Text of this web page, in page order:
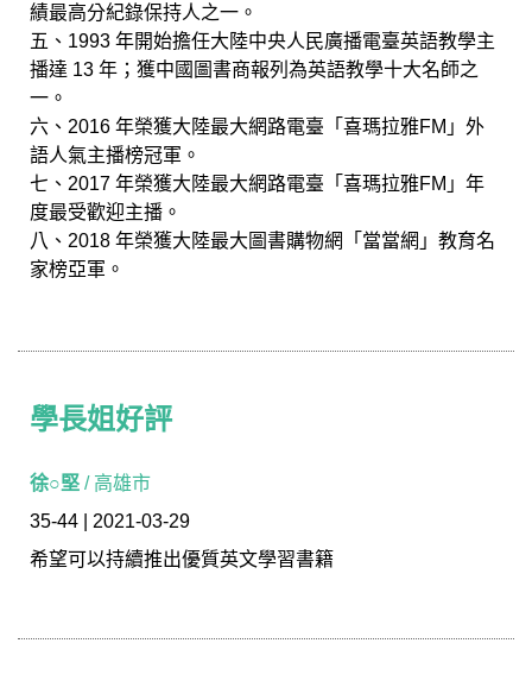
績最高分紀錄保持人之一。
五、1993 年開始擔任大陸中央人民廣播電臺英語教學主
播達 13 年；獲中國圖書商報列為英語教學十大名師之
一。
六、2016 年榮獲大陸最大網路電臺「喜瑪拉雅FM」外
語人氣主播榜冠軍。
七、2017 年榮獲大陸最大網路電臺「喜瑪拉雅FM」年
度最受歡迎主播。
八、2018 年榮獲大陸最大圖書購物網「當當網」教育名
家榜亞軍。
學長姐好評
徐○堅 / 高雄市
35-44 | 2021-03-29
希望可以持續推出優質英文學習書籍